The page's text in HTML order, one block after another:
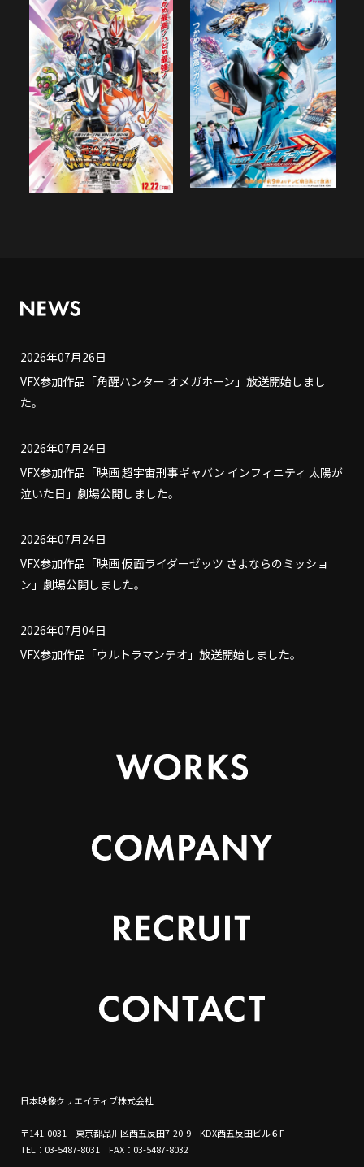
2026年07月26日
VFX参加作品「角醒ハンター オメガホーン」放送開始しまし
た。
2026年07月24日
VFX参加作品「映画 超宇宙刑事ギャバン インフィニティ 太陽が
泣いた日」劇場公開しました。
2026年07月24日
VFX参加作品「映画 仮面ライダーゼッツ さよならのミッショ
ン」劇場公開しました。
2026年07月04日
VFX参加作品「ウルトラマンテオ」放送開始しました。
日本映像クリエイティブ株式会社
〒141-0031 東京都品川区西五反田7-20-9 KDX西五反田ビル６F
TEL：03-5487-8031 FAX：03-5487-8032